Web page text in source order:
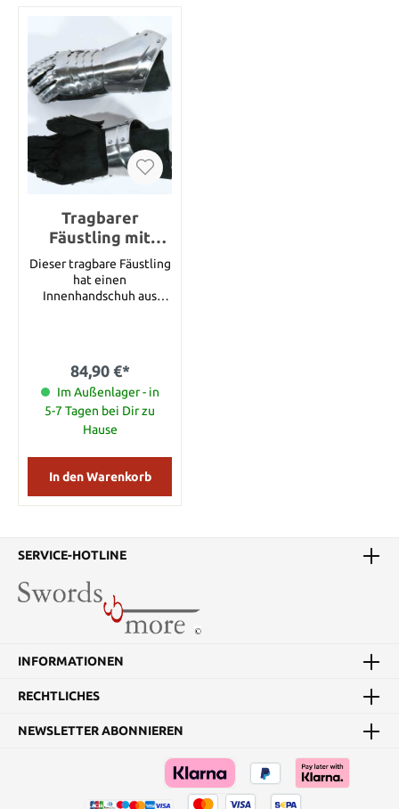
Tragbarer
Fäustling mit
Innenhandschuh,
rechte Hand
Dieser tragbare Fäustling
hat einen
Innenhandschuh aus
84,90 €*
Im Außenlager - in
5-7 Tagen bei Dir zu
Hause
In den Warenkorb
SERVICE-HOTLINE
INFORMATIONEN
RECHTLICHES
NEWSLETTER ABONNIEREN